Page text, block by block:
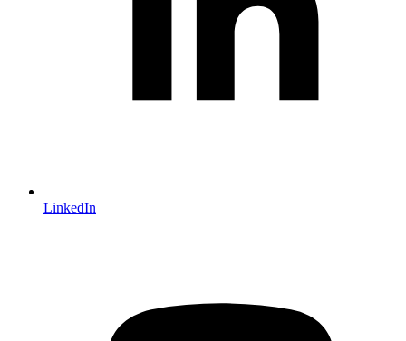
LinkedIn